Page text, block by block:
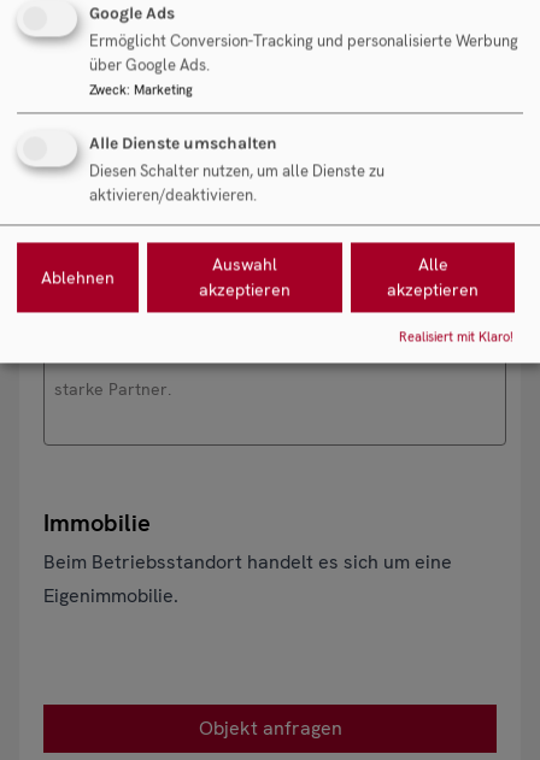
Erfahrene Bauleiter
Chancen
Personalaufstockung
Forcierung der Inhouse-Verkaufsaktivitäten
starke Partner.
Immobilie
Beim Betriebsstandort handelt es sich um eine
Eigenimmobilie.
Objekt anfragen
Google Ads
Ermöglicht Conversion-Tracking und personalisierte Werbung
über Google Ads.
Zweck: Marketing
Alle Dienste umschalten
Diesen Schalter nutzen, um alle Dienste zu
aktivieren/deaktivieren.
Ablehnen
Auswahl
akzeptieren
Alle
akzeptieren
Realisiert mit Klaro!